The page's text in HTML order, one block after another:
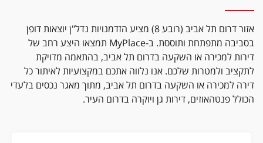
אזור דרום תל אביב (רובע 8) מציע הזדמנויות נדל"ן יוצאות דופן
בסביבה מתפתחת ותוססת. ב-MyPlace תמצאו היצע רחב של
דירות למכירה או השקעה בדרום תל אביב, בהתאמה מדויקת
לתקציב ולמטרות שלכם. אנו נלווה אתכם במקצועיות לאיתור כל
דירה למכירה או השקעה בדרום תל אביב, מתוך מאגר נכסים בלעדי
הכולל פנטהאוזים, דירות גן ויוקרה בדרום העיר.
ברחוב שינקין למכירה בבניין משופץ עם מעלית.
דירת 3 חדרים חדשה ויפה, בשטח של כ 62 מ"ר.
מחיר מבוקש!4,200,000ש"ח.
_____________________________________________